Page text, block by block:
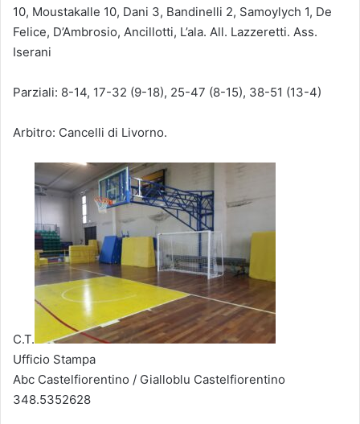
10, Moustakalle 10, Dani 3, Bandinelli 2, Samoylych 1, De
Felice, D’Ambrosio, Ancillotti, L’ala. All. Lazzeretti. Ass.
Iserani
Parziali: 8-14, 17-32 (9-18), 25-47 (8-15), 38-51 (13-4)
Arbitro: Cancelli di Livorno.
C.T.
Ufficio Stampa
Abc Castelfiorentino / Gialloblu Castelfiorentino
348.5352628